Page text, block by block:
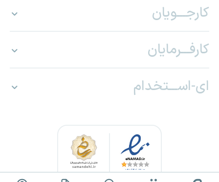
کارجـــویان
کارفـــرمایان
ای-اســـتخدام